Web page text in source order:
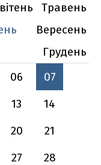
Травень
Вересень
Грудень
06
07
13
14
20
21
27
28